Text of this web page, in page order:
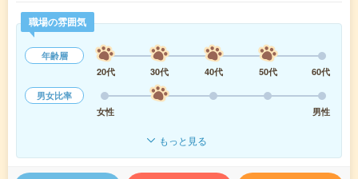
職場の雰囲気
年齢層
20代
30代 40代 50代
60代
男女比率
女性
男性
もっと見る